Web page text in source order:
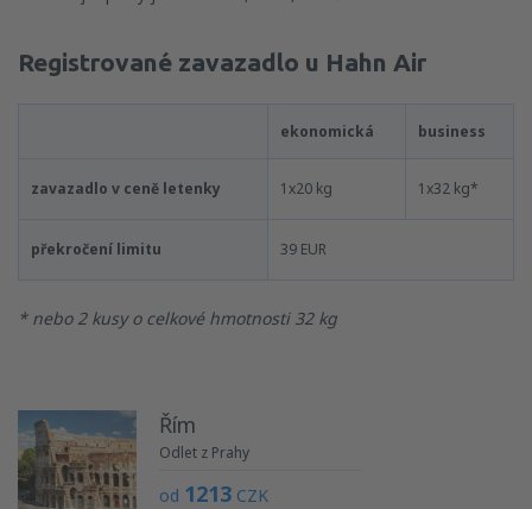
Registrované zavazadlo u Hahn Air
ekonomická business
zavazadlo v ceně letenky 1x20 kg 1x32 kg*
překročení limitu 39 EUR
* nebo 2 kusy o celkové hmotnosti 32 kg
Řím
Odlet z Prahy
od 1213 CZK